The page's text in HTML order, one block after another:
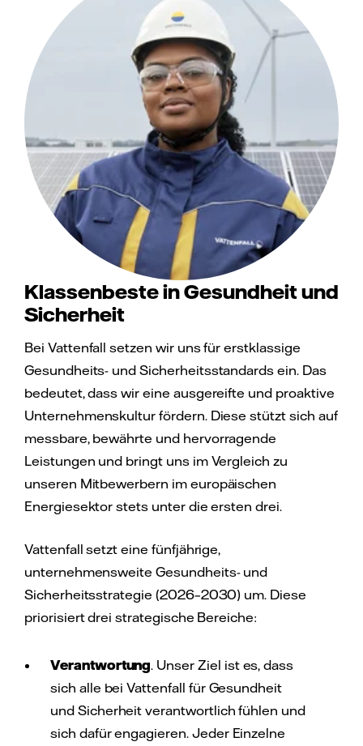
Klassenbeste in Gesundheit und
Sicherheit
Bei Vattenfall setzen wir uns für erstklassige
Gesundheits- und Sicherheitsstandards ein. Das
bedeutet, dass wir eine ausgereifte und proaktive
Unternehmenskultur fördern. Diese stützt sich auf
messbare, bewährte und hervorragende
Leistungen und bringt uns im Vergleich zu
unseren Mitbewerbern im europäischen
Energiesektor stets unter die ersten drei.
Vattenfall setzt eine fünfjährige,
unternehmensweite Gesundheits- und
Sicherheitsstrategie (2026–2030) um. Diese
priorisiert drei strategische Bereiche:
Verantwortung. Unser Ziel ist es, dass
sich alle bei Vattenfall für Gesundheit
und Sicherheit verantwortlich fühlen und
sich dafür engagieren. Jeder Einzelne